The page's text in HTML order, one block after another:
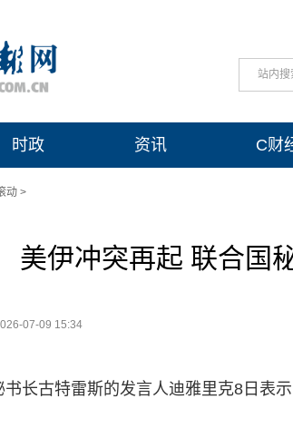
站内搜
时政 资讯 C财
动 >
美伊冲突再起 联合国
07-09 15:34
书长古特雷斯的发言人迪雅里克8日表